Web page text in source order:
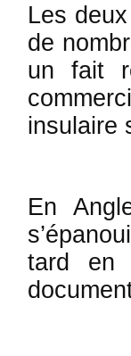
Les
de
un fait
insulaire
En
tard en